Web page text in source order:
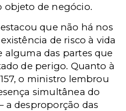
objeto de negócio.
que não há nos
de risco à vida
alguma das partes que
de perigo. Quanto à
o ministro lembrou
simultânea do
a desproporção das